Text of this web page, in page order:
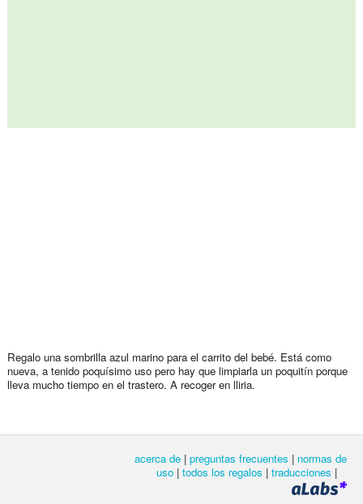
Regalo una sombrilla azul marino para el carrito del bebé. Está como
nueva, a tenido poquísimo uso pero hay que limpiarla un poquitín porque
lleva mucho tiempo en el trastero. A recoger en lliria.
acerca de | preguntas frecuentes | normas de
uso | todos los regalos | traducciones |